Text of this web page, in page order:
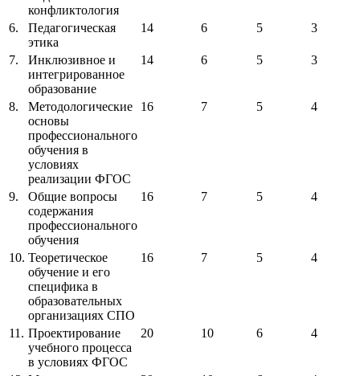
конфликтология
6.
Педагогическая
этика
14 6 5 3
7.
Инклюзивное и
интегрированное
образование
14 6 5 3
8.
Методологические
основы
профессионального
обучения в
условиях
реализации ФГОС
16 7 5 4
9.
Общие вопросы
содержания
профессионального
обучения
16 7 5 4
10. Теоретическое
обучение и его
специфика в
образовательных
организациях СПО
16 7 5 4
11. Проектирование
учебного процесса
в условиях ФГОС
20 10 6 4